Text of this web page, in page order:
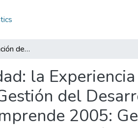
Gestión con Información de Calidad: la Experiencia de la Implementación del Sistema de Gestión del Desarrollo Local en los Territorios del Programa Chile Emprende 2005: Gestión con Información de Calidad: la Experiencia de la Implementación del Sistema de Gestión del Desarrollo Local en los Territorios del Programa Chile Emprende 2005
la
del
2005: